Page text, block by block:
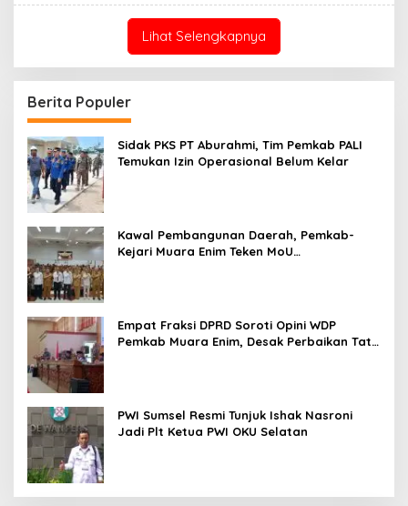
Lihat Selengkapnya
Berita Populer
Sidak PKS PT Aburahmi, Tim Pemkab PALI
Temukan Izin Operasional Belum Kelar
Kawal Pembangunan Daerah, Pemkab-
Kejari Muara Enim Teken MoU
Empat Fraksi DPRD Soroti Opini WDP
Pemkab Muara Enim, Desak Perbaikan Tata
PWI Sumsel Resmi Tunjuk Ishak Nasroni
Jadi Plt Ketua PWI OKU Selatan